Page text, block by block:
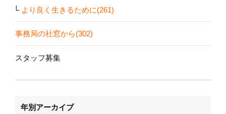
より良く生きるために(261)
事務局の社窓から(302)
スタッフ募集
年別アーカイブ